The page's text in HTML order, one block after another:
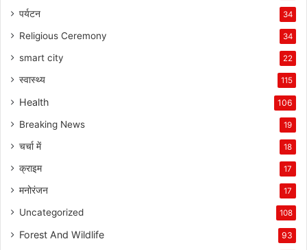
पर्यटन 34
Religious Ceremony 34
smart city 22
स्वास्थ्य 115
Health 106
Breaking News 19
चर्चा में 18
क्राइम 17
मनोरंजन 17
Uncategorized 108
Forest And Wildlife 93